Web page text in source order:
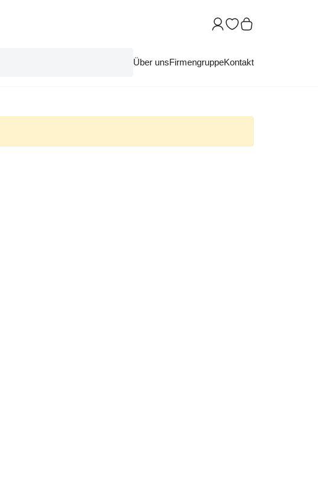
Über unsFirmengruppeKontakt